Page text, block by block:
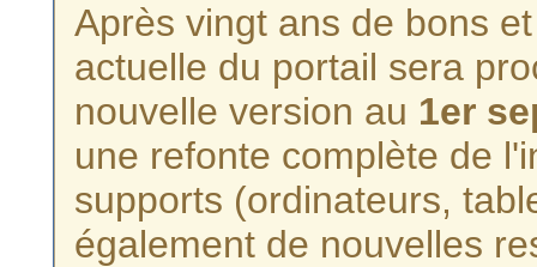
Après vingt ans de bons
actuelle du portail sera
nouvelle version au 1er
une refonte complète de
supports (ordinateurs,
également de nouvelles